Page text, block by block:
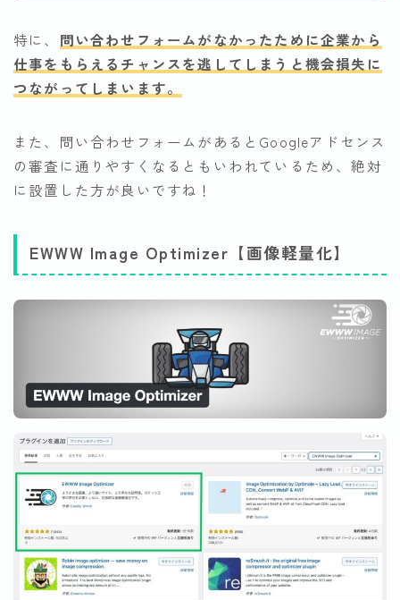
特に、 問い合わせフォームがなかったために企業から
仕事をもらえるチャンスを逃してしまうと機会損失に
つながってしまいます。
また、問い合わせフォームがあるとGoogleアドセンス
の審査に通りやすくなるともいわれているため、絶対
に設置した方が良いですね！
EWWW Image Optimizer【画像軽量化】